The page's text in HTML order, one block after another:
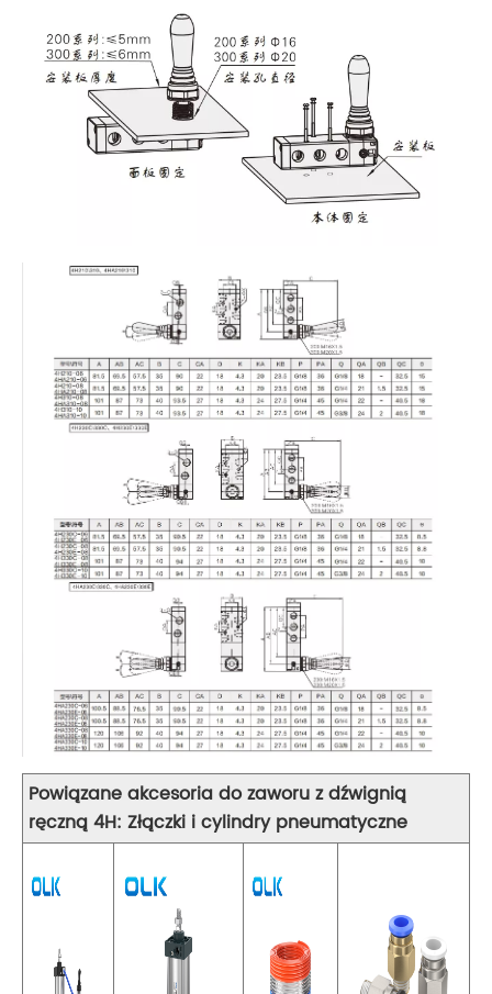
Powiązane akcesoria do zaworu z dźwignią
ręczną 4H: Złączki i cylindry pneumatyczne